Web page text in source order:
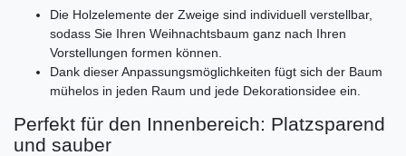
Die Holzelemente der Zweige sind individuell verstellbar,
sodass Sie Ihren Weihnachtsbaum ganz nach Ihren
Vorstellungen formen können.
Dank dieser Anpassungsmöglichkeiten fügt sich der Baum
mühelos in jeden Raum und jede Dekorationsidee ein.
Perfekt für den Innenbereich: Platzsparend
und sauber